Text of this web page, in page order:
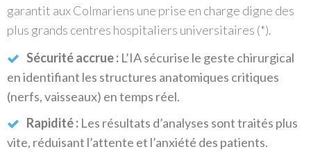
garantit aux Colmariens une prise en charge digne des
plus grands centres hospitaliers universitaires (*).
Sécurité accrue : L’IA sécurise le geste chirurgical
en identifiant les structures anatomiques critiques
(nerfs, vaisseaux) en temps réel.
Rapidité : Les résultats d’analyses sont traités plus
vite, réduisant l’attente et l’anxiété des patients.